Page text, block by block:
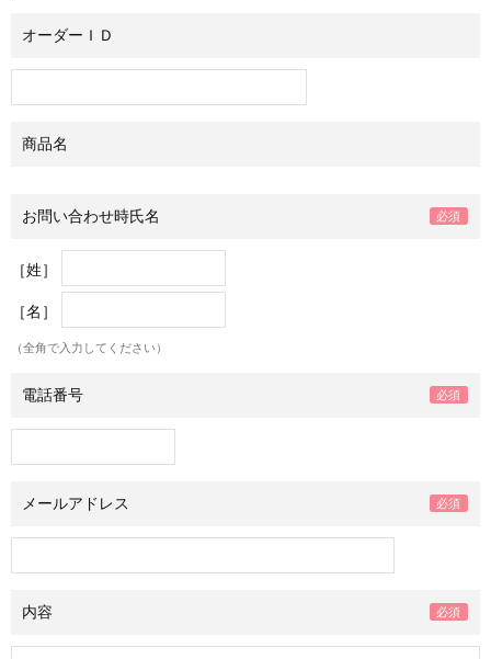
オーダーＩＤ
商品名
お問い合わせ時氏名
［姓］
［名］
（全角で入力してください）
電話番号
メールアドレス
内容